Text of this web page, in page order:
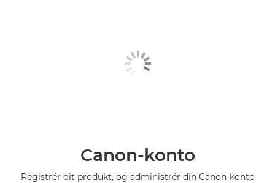
Canon-konto
Registrér dit produkt, og administrér din Canon-konto